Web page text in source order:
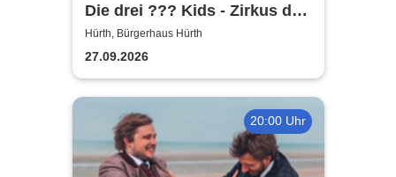
Die drei ??? Kids - Zirkus der
Rätsel | Bürgerhaus Hürth
Hürth, Bürgerhaus Hürth
27.09.2026
20:00 Uhr